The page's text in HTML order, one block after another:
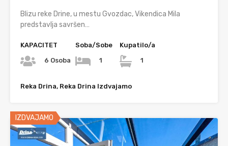
Blizu reke Drine, u mestu Gvozdac, Vikendica Mila
predstavlja savršen…
KAPACITET
6 Osoba
Soba/Sobe
1
Kupatilo/a
1
Reka Drina, Reka Drina Izdvajamo
IZDVAJAMO